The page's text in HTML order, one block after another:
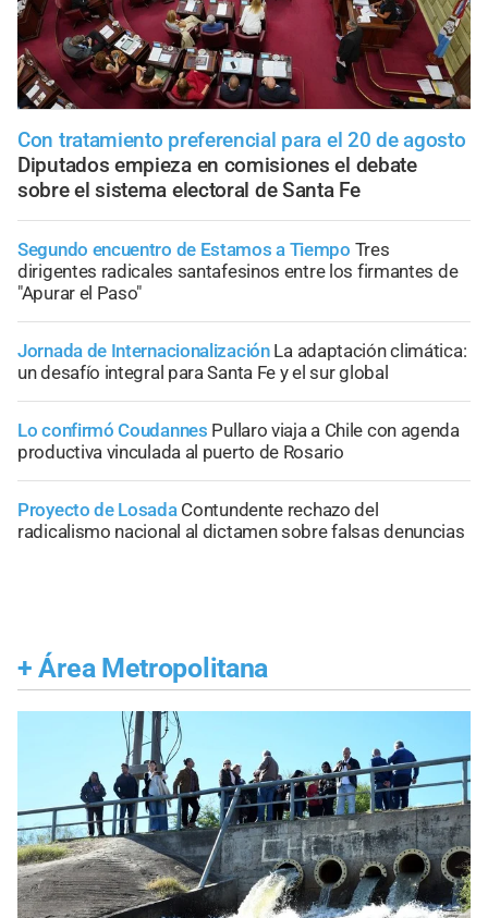
Con tratamiento preferencial para el 20 de agosto
Diputados empieza en comisiones el debate
sobre el sistema electoral de Santa Fe
Segundo encuentro de Estamos a Tiempo Tres
dirigentes radicales santafesinos entre los firmantes de
"Apurar el Paso"
Jornada de Internacionalización La adaptación climática:
un desafío integral para Santa Fe y el sur global
Lo confirmó Coudannes Pullaro viaja a Chile con agenda
productiva vinculada al puerto de Rosario
Proyecto de Losada Contundente rechazo del
radicalismo nacional al dictamen sobre falsas denuncias
+ Área Metropolitana